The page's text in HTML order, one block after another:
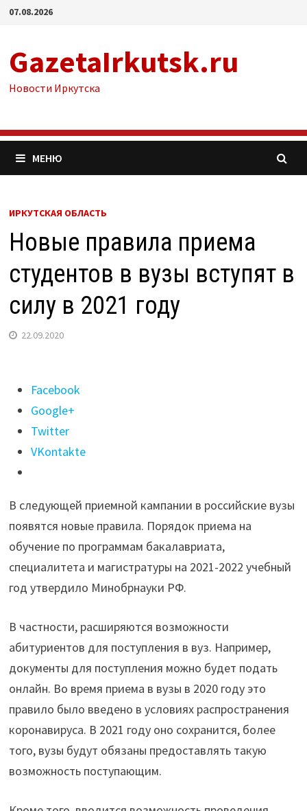
Перейти
07.08.2026
GazetaIrkutsk.ru
Новости Иркутска
МЕНЮ
ИРКУТСКАЯ ОБЛАСТЬ
Новые правила приема
студентов в вузы вступят в
силу в 2021 году
22.09.2020
Поделиться
"Новые
правила
приема
студентов
вузы
вступят
в
силу
в
году"
Facebook
Google+
Twitter
VKontakte
В следующей приемной кампании в российские вузы
появятся новые правила. Порядок приема на
обучение по программам бакалавриата,
специалитета и магистратуры на 2021-2022 учебный
год утвердило Минобрнауки РФ.
В частности, расширяются возможности
абитуриентов для поступления в вуз. Например,
документы для поступления можно будет подать
онлайн. Во время приема в вузы в 2020 году это
правило было введено в условиях распространения
коронавируса. В 2021 году оно сохранится, более
того, вузы будут обязаны предоставлять такую
возможность поступающим.